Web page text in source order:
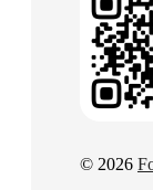
© 2026